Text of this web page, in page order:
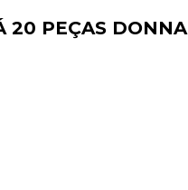
20 PEÇAS DONNA